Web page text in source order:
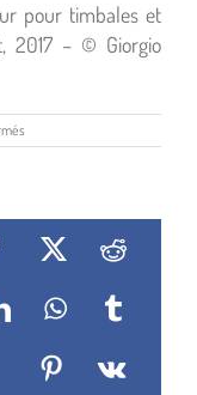
pour timbales et
2017 – © Giorgio
sur
Chronosquad
la
mineur
pour
grosses
X Reddit
WhatsApp
Tumblr
Pinterest
Vk